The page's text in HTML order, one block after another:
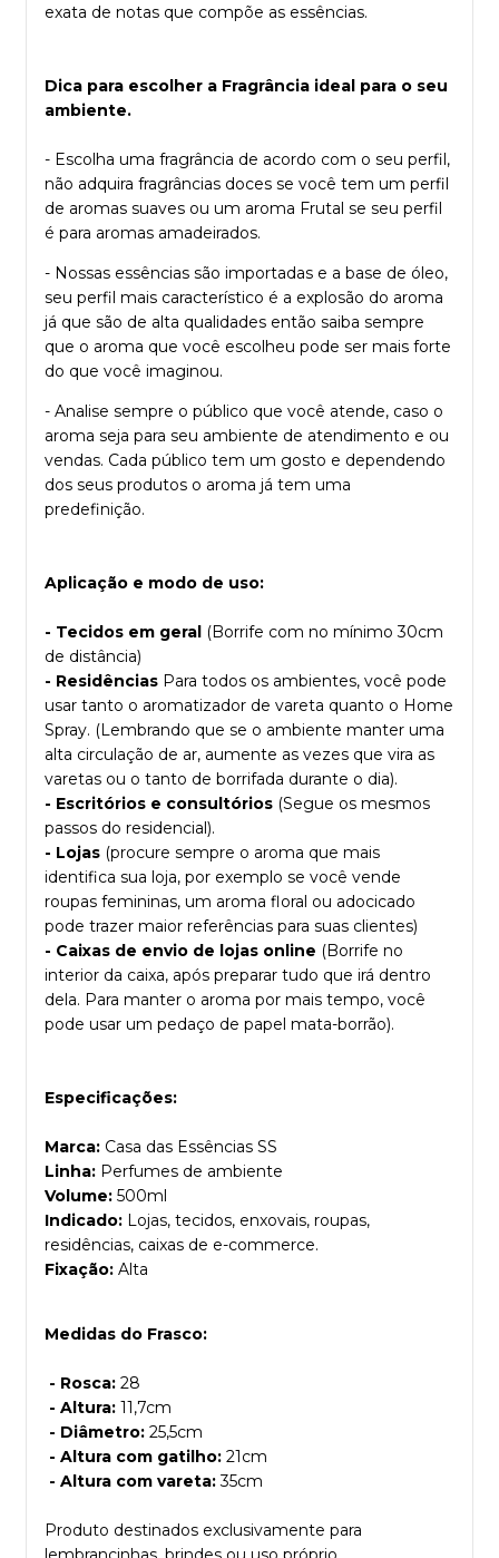
exata de notas que compõe as essências.
Dica para escolher a Fragrância ideal para o seu
ambiente.
- Escolha uma fragrância de acordo com o seu perfil,
não adquira fragrâncias doces se você tem um perfil
de aromas suaves ou um aroma Frutal se seu perfil
é para aromas amadeirados.
- Nossas essências são importadas e a base de óleo,
seu perfil mais característico é a explosão do aroma
já que são de alta qualidades então saiba sempre
que o aroma que você escolheu pode ser mais forte
do que você imaginou.
- Analise sempre o público que você atende, caso o
aroma seja para seu ambiente de atendimento e ou
vendas. Cada público tem um gosto e dependendo
dos seus produtos o aroma já tem uma
predefinição.
Aplicação e modo de uso:
- Tecidos em geral (Borrife com no mínimo 30cm
de distância)
- Residências Para todos os ambientes, você pode
usar tanto o aromatizador de vareta quanto o Home
Spray. (Lembrando que se o ambiente manter uma
alta circulação de ar, aumente as vezes que vira as
varetas ou o tanto de borrifada durante o dia).
- Escritórios e consultórios (Segue os mesmos
passos do residencial).
- Lojas (procure sempre o aroma que mais
identifica sua loja, por exemplo se você vende
roupas femininas, um aroma floral ou adocicado
pode trazer maior referências para suas clientes)
- Caixas de envio de lojas online (Borrife no
interior da caixa, após preparar tudo que irá dentro
dela. Para manter o aroma por mais tempo, você
pode usar um pedaço de papel mata-borrão).
Especificações:
Marca: Casa das Essências SS
Linha: Perfumes de ambiente
Volume: 500ml
Indicado: Lojas, tecidos, enxovais, roupas,
residências, caixas de e-commerce.
Fixação: Alta
Medidas do Frasco:
- Rosca: 28
- Altura: 11,7cm
- Diâmetro: 25,5cm
- Altura com gatilho: 21cm
- Altura com vareta:35cm
Produto destinados exclusivamente para